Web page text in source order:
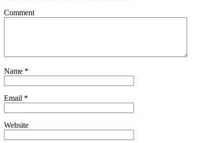
Comment
Name *
Email *
Website